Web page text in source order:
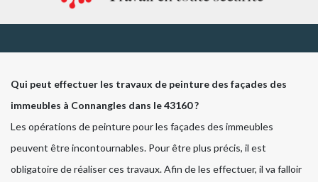
Qui peut effectuer les travaux de peinture des façades des
immeubles à Connangles dans le 43160 ?
Les opérations de peinture pour les façades des immeubles
peuvent être incontournables. Pour être plus précis, il est
obligatoire de réaliser ces travaux. Afin de les effectuer, il va falloir